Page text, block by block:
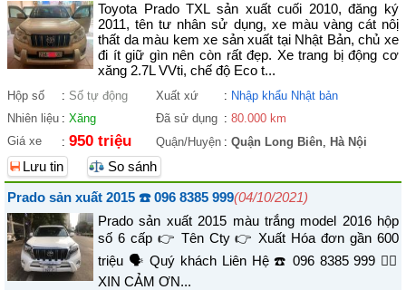
Toyota Prado TXL sản xuất cuối 2010, đăng ký
2011, tên tư nhân sử dụng, xe màu vàng cát nôị
thất da màu kem xe sản xuất tại Nhật Bản, chủ xe
đi ít giữ gìn nên còn rất đẹp. Xe trang bị động cơ
xăng 2.7L VVti, chế độ Eco t...
Hộp số : Số tự động Xuất xứ : Nhập khẩu Nhật bản
Nhiên liệu : Xăng Đã sử dụng : 80.000 km
Giá xe
: 950 triệu Quận/Huyện : Quận Long Biên, Hà Nội
Lưu tin
So sánh
Prado sản xuất 2015 ☎️ 096 8385 999(04/10/2021)
Prado sản xuất 2015 màu trắng model 2016 hộp
số 6 cấp 👉 Tên Cty 👉 Xuất Hóa đơn gần 600
triệu 🗣 Quý khách Liên Hệ ☎️ 096 8385 999 👉🏼
XIN CẢM ƠN...